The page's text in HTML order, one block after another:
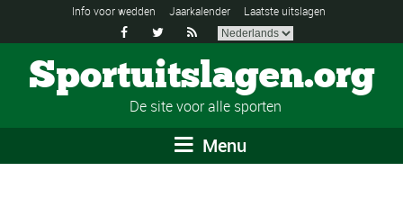
Info voor wedden Jaarkalender Laatste uitslagen
  
Sportuitslagen.org
De site voor alle sporten
Menu